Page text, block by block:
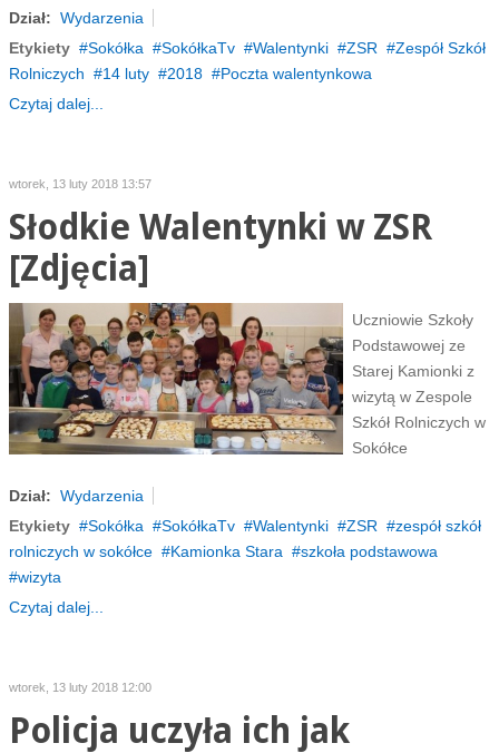
Dział: Wydarzenia
Etykiety
Sokółka SokółkaTv Walentynki ZSR
Zespół Szkół
Rolniczych
14 luty 2018
Poczta walentynkowa
Czytaj dalej...
wtorek, 13 luty 2018 13:57
Słodkie Walentynki w ZSR
[Zdjęcia]
Uczniowie Szkoły
Podstawowej ze
Starej Kamionki z
wizytą w Zespole
Szkół Rolniczych w
Sokółce
Dział: Wydarzenia
Etykiety
Sokółka SokółkaTv Walentynki ZSR
zespół szkół
rolniczych w sokółce
Kamionka Stara
szkoła podstawowa
wizyta
Czytaj dalej...
wtorek, 13 luty 2018 12:00
Policja uczyła ich jak